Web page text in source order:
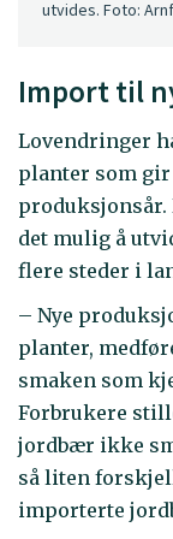
utvides. Foto:
Import til
Lovendringer
planter som
det mulig å
flere steder i
– Nye
planter,
smaken som
Forbrukere
jordbær ikke
så liten
importerte